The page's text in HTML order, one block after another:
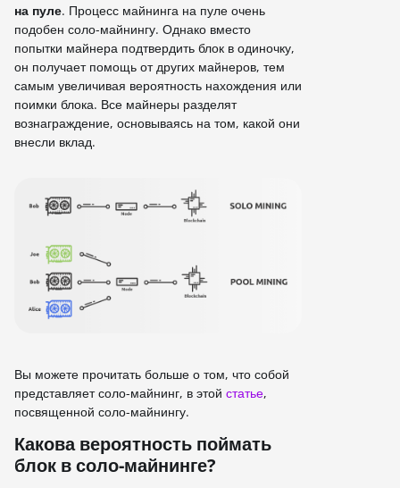
на пуле. Процесс майнинга на пуле очень
подобен соло-майнингу. Однако вместо
попытки майнера подтвердить блок в одиночку,
он получает помощь от других майнеров, тем
самым увеличивая вероятность нахождения или
поимки блока. Все майнеры разделят
вознаграждение, основываясь на том, какой они
внесли вклад.
Вы можете прочитать больше о том, что собой
представляет соло-майнинг, в этой статье,
посвященной соло-майнингу.
Какова вероятность поймать
блок в соло-майнинге?